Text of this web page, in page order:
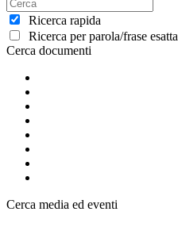
Ricerca rapida
Ricerca per parola/frase esatta
Cerca documenti
Cerca media ed eventi